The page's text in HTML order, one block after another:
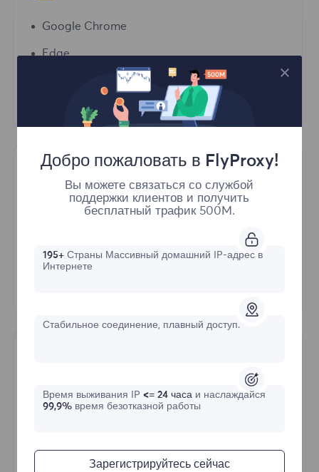
Google Chrome
Edge
Antidetect Browser
Purple Bird Browser
AdsPower
Mac
Android
Добро пожаловать в FlyProxy!
Вы можете связаться со службой
поддержки клиентов и получить
бесплатный трафик 500M.
195+Страны Массивный домашний IP-адрес в
Интернете
Стабильное соединение, плавный доступ.
Время выживания IP <= 24 часа и наслаждайся
99,9%время безотказной работы
Зарегистрируйтесь сейчас